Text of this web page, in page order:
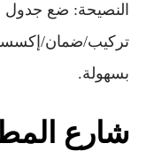
النصيحة: ضع
تركيب/ضمان/
بسهولة.
شارع